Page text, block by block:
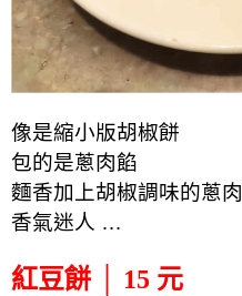
像是縮小版胡椒餅
包的是蔥肉餡
麵香加上胡椒調味的蔥肉
香氣迷人 …
紅豆餅 │ 15 元